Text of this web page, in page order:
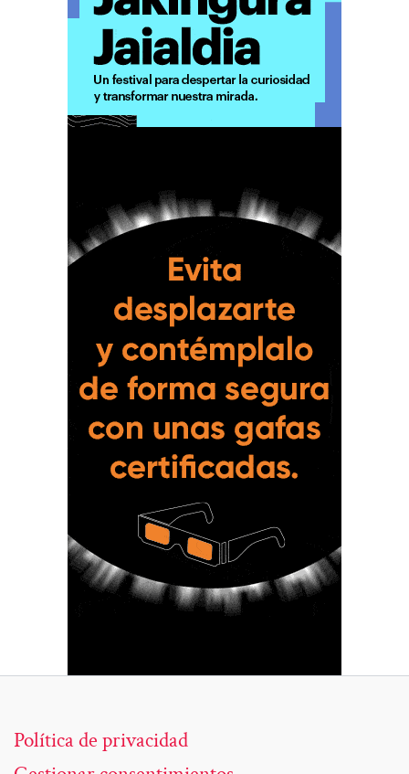
Política de privacidad